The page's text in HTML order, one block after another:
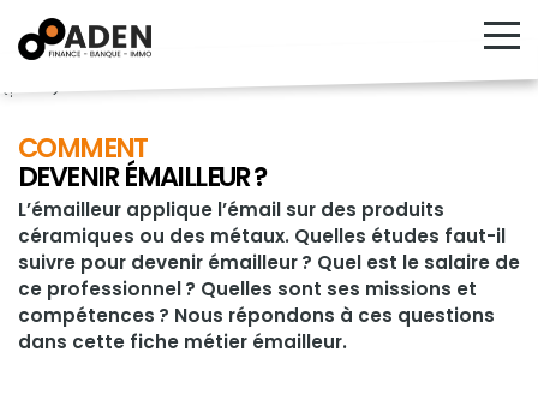
<!---->
COMMENT
DEVENIR ÉMAILLEUR ?
L’émailleur applique l’émail sur des produits
céramiques ou des métaux. Quelles études faut-il
suivre pour devenir émailleur ? Quel est le salaire de
ce professionnel ? Quelles sont ses missions et
compétences ? Nous répondons à ces questions
dans cette fiche métier émailleur.